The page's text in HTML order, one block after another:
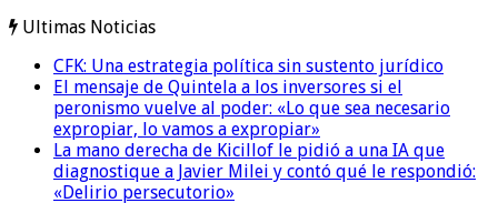
Ultimas Noticias
CFK: Una estrategia política sin sustento jurídico
El mensaje de Quintela a los inversores si el
peronismo vuelve al poder: «Lo que sea necesario
expropiar, lo vamos a expropiar»
La mano derecha de Kicillof le pidió a una IA que
diagnostique a Javier Milei y contó qué le respondió:
«Delirio persecutorio»